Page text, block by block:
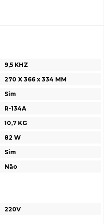
9,5 KHZ
270 X 366 x 334 MM
Sim
R-134A
10,7 KG
82 W
Sim
Não
220V